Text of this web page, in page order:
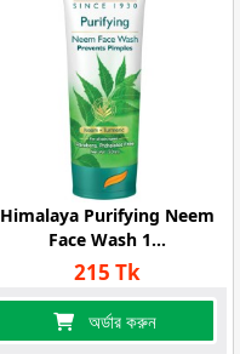
Himalaya Purifying Neem
Face Wash 1...
215 Tk
অর্ডার করুন